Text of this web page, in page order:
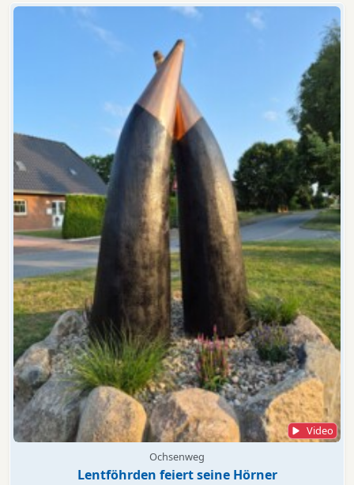
Video
Ochsenweg
Lentföhrden feiert seine Hörner